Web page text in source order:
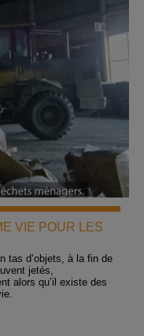
VIE POUR LES
tas d’objets, à la fin de
jetés,
alors qu’il existe des